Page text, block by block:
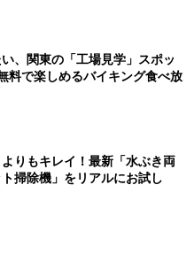
、関東の「工場見学」スポッ
料で楽しめるバイキング食べ放
りもキレイ！最新「水ぶき両
掃除機」をリアルにお試し